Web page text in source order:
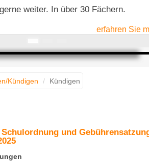
weiter. In über 30 Fächern.
erfahren Sie
Kündigen Kündigen
und